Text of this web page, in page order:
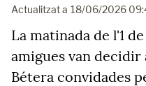
Actualitzat a 18/06/2026
La matinada de l'1
amigues van decidir
Bétera convidades